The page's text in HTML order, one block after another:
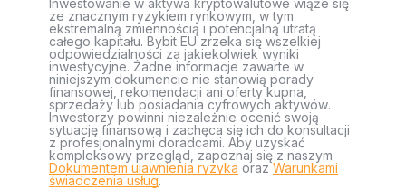
Inwestowanie w aktywa kryptowalutowe wiąże się
ze znacznym ryzykiem rynkowym, w tym
ekstremalną zmiennością i potencjalną utratą
całego kapitału. Bybit EU zrzeka się wszelkiej
odpowiedzialności za jakiekolwiek wyniki
inwestycyjne. Żadne informacje zawarte w
niniejszym dokumencie nie stanowią porady
finansowej, rekomendacji ani oferty kupna,
sprzedaży lub posiadania cyfrowych aktywów.
Inwestorzy powinni niezależnie ocenić swoją
sytuację finansową i zachęca się ich do konsultacji
z profesjonalnymi doradcami. Aby uzyskać
kompleksowy przegląd, zapoznaj się z naszym
Dokumentem ujawnienia ryzyka orazWarunkami
świadczenia usług.